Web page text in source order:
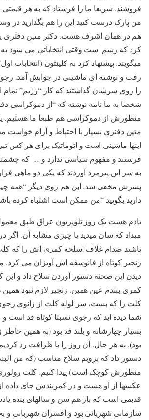
فروشند. سریعا ما را فرستاد که به هر قیمتی
من پارک درست کنید این را هم بگذارید در
هم در همان اشرف هست. دکتر متین دفتری
کرد که رسم است وقتی انتخاباتی می شود به
میگویند. پیشنهاد کرد به کلینتون (انتخابات
رفت و نوشته ای ماشینی در جوابش آمد.
را روی سرشان گذاشتند که کار “رژیم” تمام
شخصا به ما نامه نوشته که “از دموکراسی
منظورش از دموکراسی هم طبعا ما هستیم.
متین دفتری بسیار با احتیاط و آرام خواست
اینها ماشینی است و اتوماتیک برای هر کس
فرستند و مفهوم سیاسی ندارد و … که چشمتان
به سر این پیرمرد آوردند که یکی دو ماهی
پسرش مخفی شد. این هم روی دیگر “همه
دارید بگویید “من ممکن است اشتباه کرده
یادم هست یک روز تلویزیون عراق طبق
میداد که سان میدید یا چیزی مشابه آن. اگر
باشید صدام غلاف اسلحه کمری اش را که کلت
زنجیر کوتاه از فانوسقه اش آویزان می کرد.
دیدن این صحنه دستور آوردن سلاح داد و این
کمری ببندم عین همین. زنجیر لازم نبود
کلت را که بست، سر لوله کلت از زانوی رجوی
شما دیده اید که رجوی نسبتا کوتاه قد
بسیار چهارشانه و بلند قد بود (به همین خاطر
بود). به هر حال. آن روز را با ظرافت رد
دستور داد که برویم سلاح مناسب (که من
منظورش کوچک است) پیدا کنیم. کلت
عکسها از او هست و در کمربندش جای داده از
قدیمی است که باز هم سن و سالهای بنده
سازمانی شهربانی بود و افسران شهربانی و